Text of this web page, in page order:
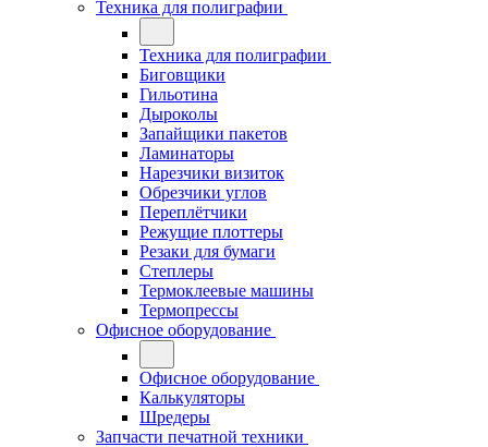
Техника для полиграфии
Техника для полиграфии
Биговщики
Гильотина
Дыроколы
Запайщики пакетов
Ламинаторы
Нарезчики визиток
Обрезчики углов
Переплётчики
Режущие плоттеры
Резаки для бумаги
Степлеры
Термоклеевые машины
Термопрессы
Офисное оборудование
Офисное оборудование
Калькуляторы
Шредеры
Запчасти печатной техники